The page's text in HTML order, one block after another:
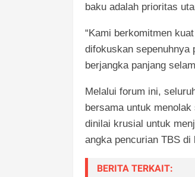
baku adalah prioritas
“Kami berkomitmen
difokuskan sepenuhnya
berjangka panjang
Melalui forum ini,
bersama untuk
dinilai krusial untuk
angka pencurian TBS
BERITA TERKAIT: